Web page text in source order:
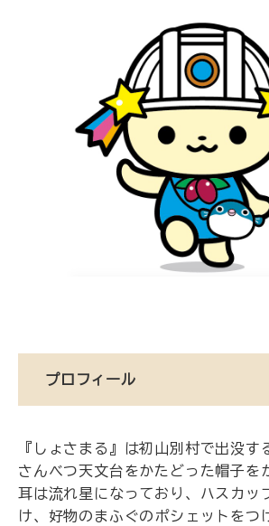
プロフィール
『しょさまる』は初山別村で出没す
さんべつ天文台をかたどった帽子を
耳は流れ星になっており、ハスカッ
け、好物のまふぐのポシェットをつ